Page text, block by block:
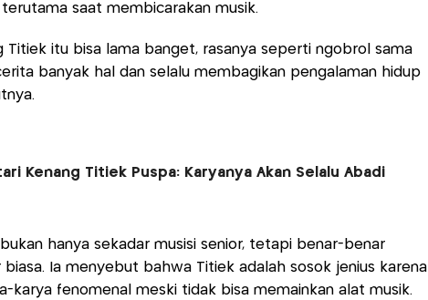
saat membicarakan musik.
Titiek itu bisa lama banget, rasanya seperti ngobrol sama
banyak hal dan selalu membagikan pengalaman hidup
Kenang Titiek Puspa: Karyanya Akan Selalu Abadi
hanya sekadar musisi senior, tetapi benar-benar
Ia menyebut bahwa Titiek adalah sosok jenius karena
karya fenomenal meski tidak bisa memainkan alat musik.